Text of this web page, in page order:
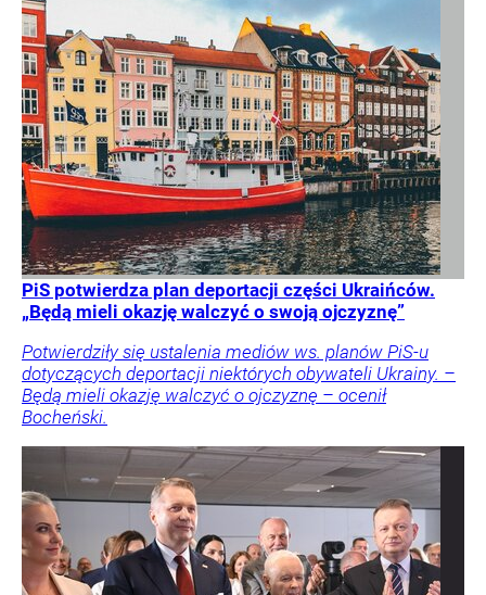
PiS potwierdza plan deportacji części Ukraińców.
„Będą mieli okazję walczyć o swoją ojczyznę”
Potwierdziły się ustalenia mediów ws. planów PiS-u
dotyczących deportacji niektórych obywateli Ukrainy. –
Będą mieli okazję walczyć o ojczyznę – ocenił
Bocheński.